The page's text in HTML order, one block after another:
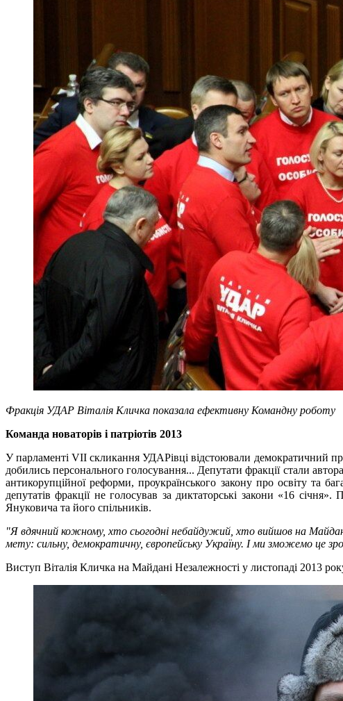
Фракція УДАР Віталія Кличка показала ефективну Командну роботу
Команда новаторів і патріотів 2013
У парламенті VII скликання УДАРівці відстоювали демократичний
добились персонального голосування... Депутати фракції стали
антикорупційної реформи, проукраїнського закону про освіту та
депутатів фракції не голосував за диктаторські закони «16
Януковича та його спільників.
"Я вдячний кожному, хто сьогодні небайдужий, хто вийшов на
мету: сильну, демократичну, європейську Україну. І ми зможемо це
Виступ Віталія Кличка на Майдані Незалежності у листопаді 2013